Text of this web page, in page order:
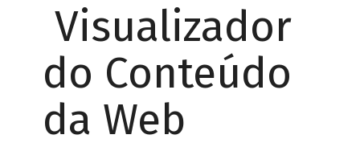
Visualizador
do Conteúdo
da Web